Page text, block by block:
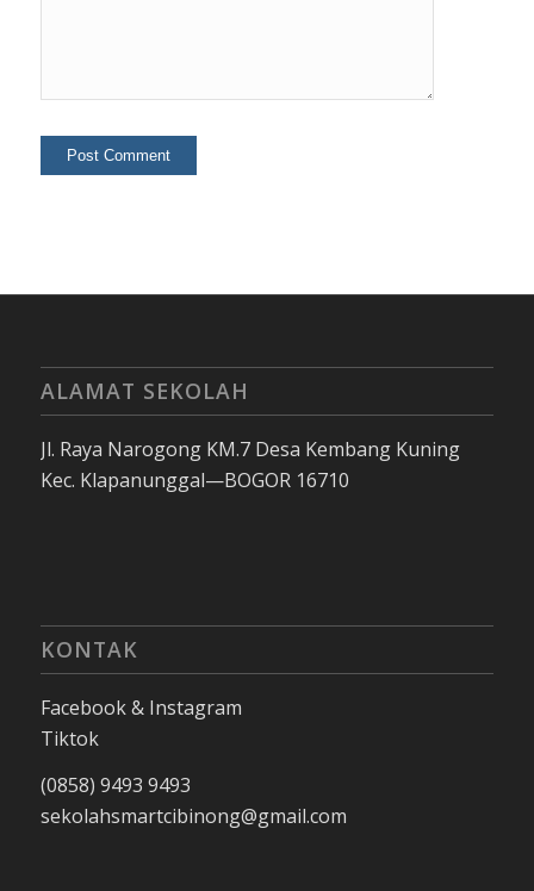
ALAMAT SEKOLAH
Jl. Raya Narogong KM.7 Desa Kembang Kuning
Kec. Klapanunggal—BOGOR 16710
KONTAK
Facebook & Instagram
Tiktok
(0858) 9493 9493
sekolahsmartcibinong@gmail.com